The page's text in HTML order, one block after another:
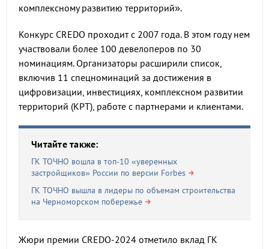
комплексному развитию территорий».
Конкурс CREDO проходит с 2007 года. В этом году нем
участвовали более 100 девелоперов по 30
номинациям. Организаторы расширили список,
включив 11 спецноминаций за достижения в
цифровизации, инвестициях, комплексном развитии
территорий (КРТ), работе с партнерами и клиентами.
Читайте также:
ГК ТОЧНО вошла в топ-10 «уверенных
застройщиков» России по версии Forbes
ГК ТОЧНО вышла в лидеры по объемам строительства
на Черноморском побережье
Жюри премии CREDO-2024 отметило вклад ГК